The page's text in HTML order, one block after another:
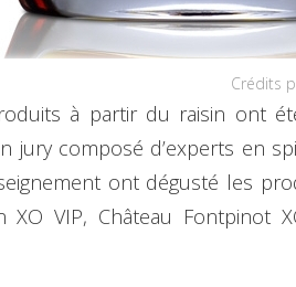
Crédits
à partir du raisin ont
jury composé d’experts en
ont dégusté les
XO VIP, Château